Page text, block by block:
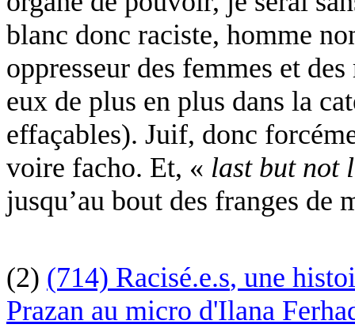
blanc donc raciste, homme
oppresseur des femmes et
eux de plus en plus dans la
effaçables). Juif, donc
voire facho. Et, « last but not
jusqu’au bout des franges de
(2) (714) Racisé.e.s, une
Prazan au micro d'Ilana